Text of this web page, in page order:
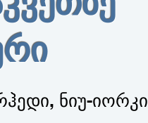
ნიუ-იორკი